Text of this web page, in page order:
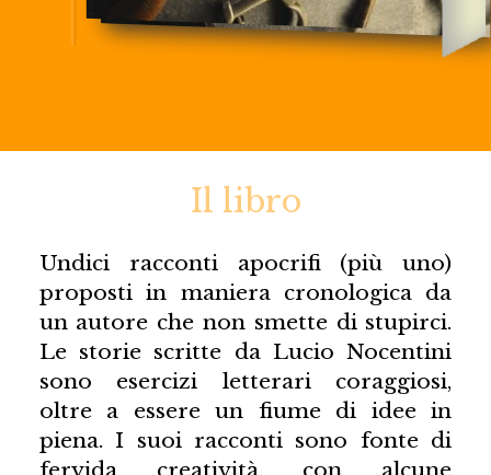
Il libro
Undici racconti apocrifi (più uno)
proposti in maniera cronologica da
un autore che non smette di stupirci.
Le storie scritte da Lucio Nocentini
sono esercizi letterari coraggiosi,
oltre a essere un fiume di idee in
piena. I suoi racconti sono fonte di
fervida creatività, con alcune